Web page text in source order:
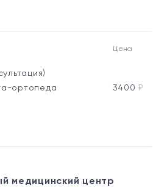
Цена
ортопеда
3400 ₽
медицинский центр